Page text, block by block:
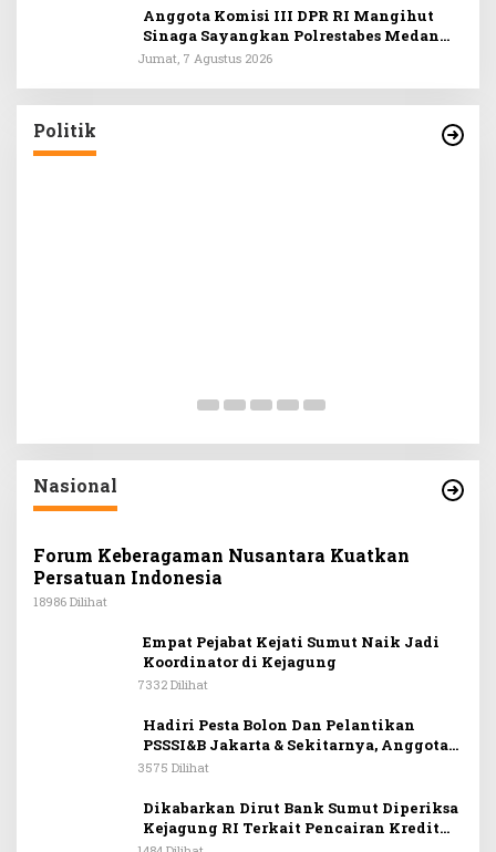
Anggota Komisi III DPR RI Mangihut
Sinaga Sayangkan Polrestabes Medan
Terlalu Dini Simpulkan Kematian
Jumat, 7 Agustus 2026
Politik
Secara Proporsional dan Tidak
Diksi
Politik | Kamis, 30 Juli 2026
Nasional
Forum Keberagaman Nusantara Kuatkan
Persatuan Indonesia
18986 Dilihat
Empat Pejabat Kejati Sumut Naik Jadi
Koordinator di Kejagung
7332 Dilihat
Hadiri Pesta Bolon Dan Pelantikan
PSSSI&B Jakarta & Sekitarnya, Anggota
DPR RI Kombes. Pol. (Purn). Dr. Maruli
Simanjuntak Dapat Berkontribusi
Membangun Bangsa
3575 Dilihat
Dikabarkan Dirut Bank Sumut Diperiksa
Kejagung RI Terkait Pencairan Kredit
PT Sritex